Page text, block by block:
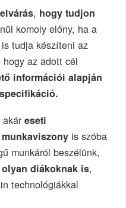
, hogy tudjon
komoly előny, ha a
tudja készíteni az
az adott cél
információi alapján
akáreseti
is szóba
munkáról beszélünk,
diákoknak is,
technológiákkal